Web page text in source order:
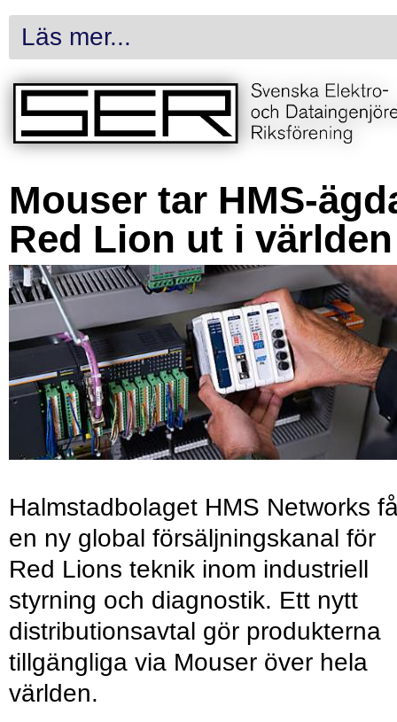
Läs mer...
Mouser tar HMS-
Red Lion ut i världen
Halmstadbolaget HMS Networks
en ny global försäljningskanal för
Red Lions teknik inom industriell
styrning och diagnostik. Ett nytt
distributionsavtal gör produkterna
tillgängliga via Mouser över hela
världen.